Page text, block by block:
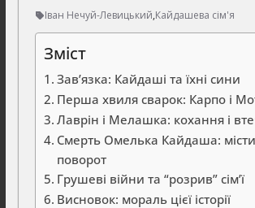
Іван Нечуй-Левицький,Кайдашева сім'я
Зміст
Зав’язка: Кайдаші та їхні сини
Перша хвиля сварок: Карпо і
Лаврін і Мелашка: кохання і
Смерть Омелька Кайдаша:
поворот
Грушеві війни та “розрив” сім’ї
Висновок: мораль цієї історії